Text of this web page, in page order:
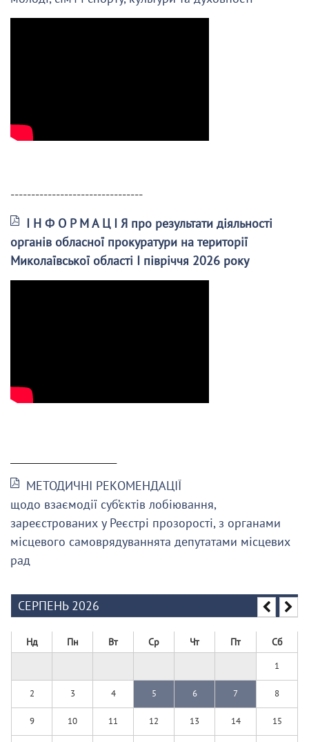
--------------------------------
І Н Ф О Р М А Ц І Я про результати діяльності
органів обласної прокуратури на території
Миколаївської області І півріччя 2026 року
МЕТОДИЧНІ РЕКОМЕНДАЦІЇ
щодо взаємодії суб’єктів лобіювання,
зареєстрованих у Реєстрі прозорості, з органами
місцевого самоврядуваннята депутатами місцевих
рад
СЕРПЕНЬ 2026
Нд Пн Вт Ср Чт Пт Сб
1
2 3 4 5 6 7 8
9 10 11 12 13 14 15